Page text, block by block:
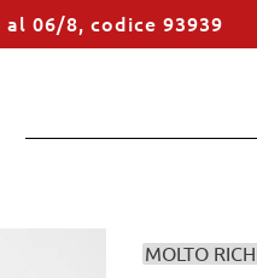
al 06/8, codice 93939
MOLTO